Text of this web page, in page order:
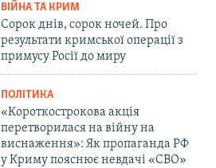
ВІЙНА ТА КРИМ
Сорок днів, сорок ночей. Про
результати кримської операції з
примусу Росії до миру
ПОЛІТИКА
«Короткострокова акція
перетворилася на війну на
виснаження»: Як пропаганда РФ
у Криму пояснює невдачі «СВО»